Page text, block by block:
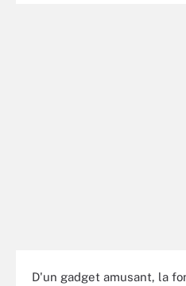
D'un gadget amusant, la